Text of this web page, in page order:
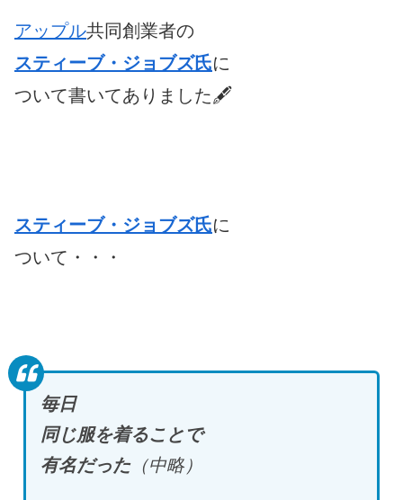
アップル共同創業者の
スティーブ・ジョブズ氏に
ついて書いてありました🖋
スティーブ・ジョブズ氏に
ついて・・・
毎日
同じ服を着ることで
有名だった（中略）